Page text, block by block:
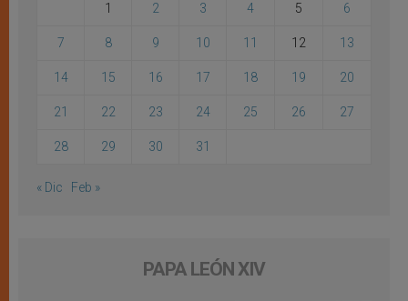
1 2 3 4 5 6
7 8 9 10 11 12 13
14 15 16 17 18 19 20
21 22 23 24 25 26 27
28 29 30 31
« Dic Feb »
PAPA LEÓN XIV